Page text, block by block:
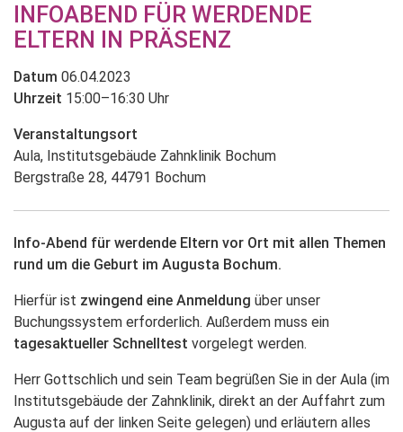
INFOABEND FÜR WERDENDE
ELTERN IN PRÄSENZ
Datum 06.04.2023
Uhrzeit 15:00–16:30 Uhr
Veranstaltungsort
Aula, Institutsgebäude Zahnklinik Bochum
Bergstraße 28, 44791 Bochum
Info-Abend für werdende Eltern vor Ort mit allen Themen
rund um die Geburt im Augusta Bochum.
Hierfür ist zwingend eine Anmeldung über unser
Buchungssystem erforderlich. Außerdem muss ein
tagesaktueller Schnelltest vorgelegt werden.
Herr Gottschlich und sein Team begrüßen Sie in der Aula (im
Institutsgebäude der Zahnklinik, direkt an der Auffahrt zum
Augusta auf der linken Seite gelegen) und erläutern alles